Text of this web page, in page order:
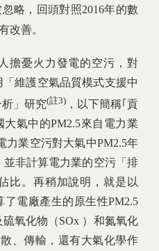
略，回頭對照2016年的數
改善。
擔憂火力發電的空污，對
維護空氣品質模式支援中
」研究(註3) ，以下簡稱｢貢
氣中的PM2.5來自電力業
力業空污對大氣中PM2.5年
並非計算電力業的空污「排
比。再稍加說明，就是以
了電廠產生的原生性PM2.5
氧化物（SOx ）和氮氧化
、傳輸，還有大氣化學作